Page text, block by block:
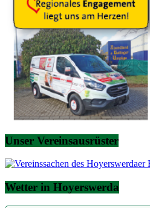
Unser Vereinsausrüster
Wetter in Hoyerswerda